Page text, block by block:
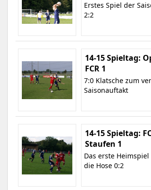
Erstes Spiel der
2:2
14-15 Spieltag:
FCR 1
7:0 Klatsche zum
Saisonauftakt
14-15 Spieltag:
Staufen 1
Das erste
die Hose 0:2